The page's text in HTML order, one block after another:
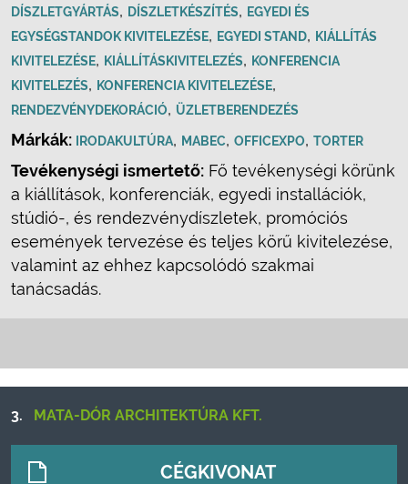
DÍSZLETGYÁRTÁS, DÍSZLETKÉSZÍTÉS, EGYEDI ÉS
EGYSÉGSTANDOK KIVITELEZÉSE, EGYEDI STAND, KIÁLLÍTÁS
KIVITELEZÉSE, KIÁLLÍTÁSKIVITELEZÉS, KONFERENCIA
KIVITELEZÉS, KONFERENCIA KIVITELEZÉSE,
RENDEZVÉNYDEKORÁCIÓ, ÜZLETBERENDEZÉS
Márkák: IRODAKULTÚRA, MABEC, OFFICEXPO, TORTER
Tevékenységi ismertető: Fő tevékenységi körünk
a kiállítások, konferenciák, egyedi installációk,
stúdió-, és rendezvénydíszletek, promóciós
események tervezése és teljes körű kivitelezése,
valamint az ehhez kapcsolódó szakmai
tanácsadás.
3. MATA-DÓR ARCHITEKTÚRA KFT.
CÉGKIVONAT